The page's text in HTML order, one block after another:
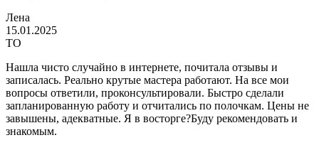
Лена
15.01.2025
ТО
Нашла чисто случайно в интернете, почитала отзывы и
записалась. Реально крутые мастера работают. На все мои
вопросы ответили, проконсультировали. Быстро сделали
запланированную работу и отчитались по полочкам. Цены не
завышены, адекватные. Я в восторге?Буду рекомендовать и
знакомым.